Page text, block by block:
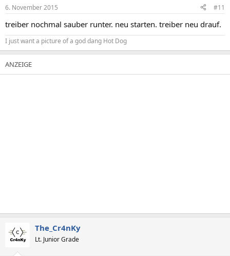
6. November 2015 #11
treiber nochmal sauber runter. neu starten. treiber neu drauf.
I just want a picture of a god dang Hot Dog
The_Cr4nKy
Lt. Junior Grade